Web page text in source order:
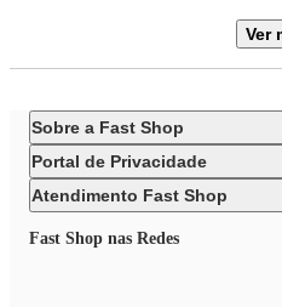
• 2 queimadores rápidos de 3000W
• 3 queimadores semi-rápido de
•Trempes em aço esmaltado
•Pressão 2,8 kPa para GLP e 2,00
Ver
Sobre a Fast Shop
Portal de Privacidade
Atendimento Fast Shop
Fast Shop nas Redes